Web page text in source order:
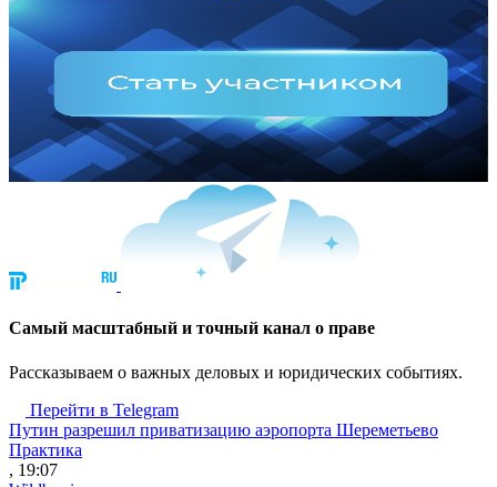
Cамый масштабный и точный канал о праве
Рассказываем о важных деловых и юридических событиях.
Перейти в Telegram
Путин разрешил приватизацию аэропорта Шереметьево
Практика
, 19:07